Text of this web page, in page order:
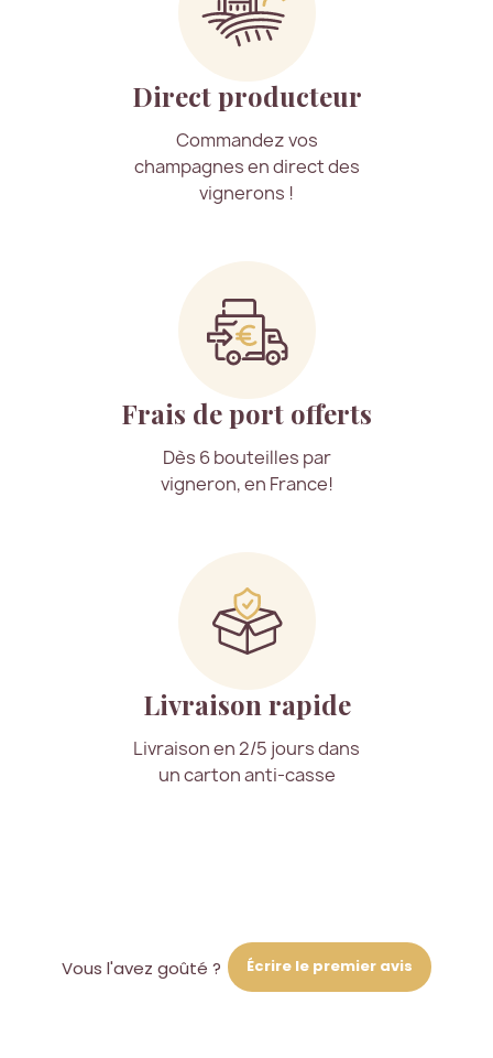
Direct producteur
Commandez vos
champagnes en direct des
vignerons !
Frais de port offerts
Dès 6 bouteilles par
vigneron, en France!
Livraison rapide
Livraison en 2/5 jours dans
un carton anti-casse
Vous l'avez goûté ? Écrire le premier avis